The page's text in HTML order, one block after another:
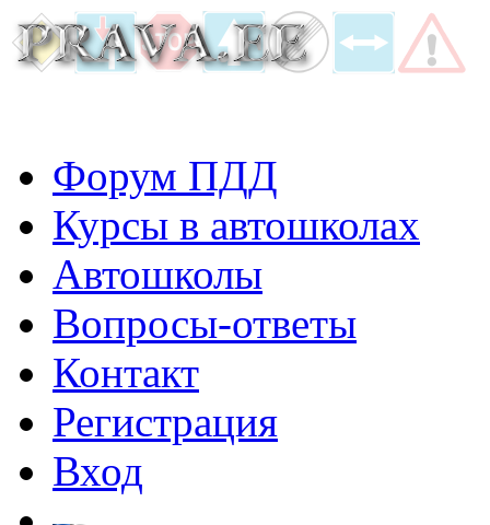
Форум ПДД
Курсы в автошколах
Автошколы
Вопросы-ответы
Контакт
Регистрация
Вход